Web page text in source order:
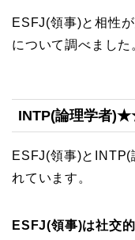
ESFJ(領事)と相性
について調べました
INTP(論理学
ESFJ(領事)とINTP(
れています。
ESFJ(領事)は社交